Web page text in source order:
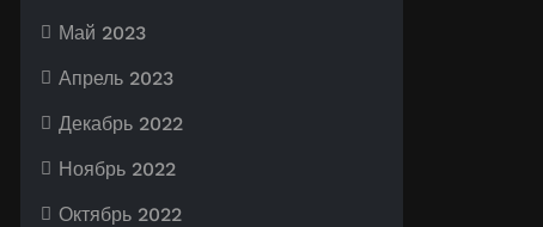
Май 2023
Апрель 2023
Декабрь 2022
Ноябрь 2022
Октябрь 2022